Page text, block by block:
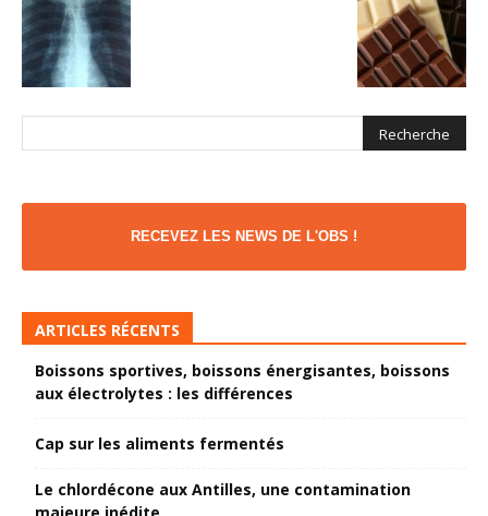
RECEVEZ LES NEWS DE L'OBS !
ARTICLES RÉCENTS
Boissons sportives, boissons énergisantes, boissons
aux électrolytes : les différences
Cap sur les aliments fermentés
Le chlordécone aux Antilles, une contamination
majeure inédite